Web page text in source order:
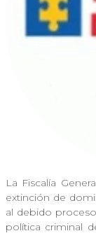
La Fiscalía
extinción de
al debido
política criminal